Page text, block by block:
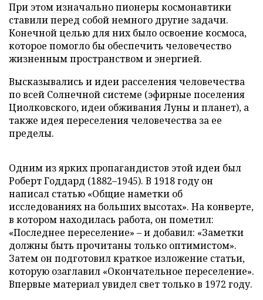
При этом изначально пионеры космонавтики
ставили перед собой немного другие задачи.
Конечной целью для них было освоение космоса,
которое помогло бы обеспечить человечество
жизненным пространством и энергией.
Высказывались и идеи расселения человечества
по всей Солнечной системе (эфирные поселения
Циолковского, идеи обживания Луны и планет), а
также идея переселения человечества за ее
пределы.
Одним из ярких пропагандистов этой идеи был
Роберт Годдард (1882–1945). В 1918 году он
написал статью «Общие наметки об
исследованиях на больших высотах». На конверте,
в котором находилась работа, он пометил:
«Последнее переселение» – и добавил: «Заметки
должны быть прочитаны только оптимистом».
Затем он подготовил краткое изложение статьи,
которую озаглавил «Окончательное переселение».
Впервые материал увидел свет только в 1972 году.